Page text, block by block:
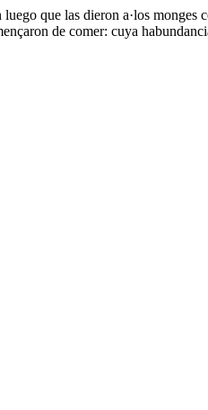
que las dieron a·los monges
de comer: cuya